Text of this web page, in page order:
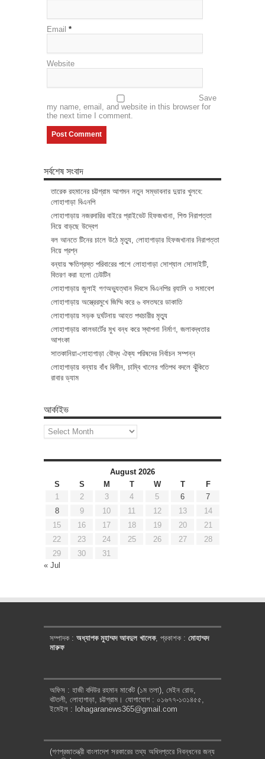
Email *
Website
Save
my name, email, and website in this browser for
the next time I comment.
সর্বশেষ সংবাদ
তারেক রহমানের চট্টগ্রাম আগমন নতুন সম্ভাবনার দুয়ার খুলবে:
লোহাগাড়া বিএনপি
লোহাগাড়ায় নজরদারির বাইরে প্রাইভেট হিফজখানা, শিশু নিরাপত্তা
নিয়ে বাড়ছে উদ্বেগ
বল আনতে টিনের চালে উঠে মৃত্যু, লোহাগাড়ার হিফজখানার নিরাপত্তা
নিয়ে প্রশ্ন
বন্যায় ক্ষতিগ্রস্ত পরিবারের পাশে লোহাগাড়া সোশ্যাল সোসাইটি,
বিতরণ করা হলো ঢেউটিন
লোহাগাড়ায় জুলাই গণঅভ্যুত্থান দিবসে বিএনপির র‌্যালি ও সমাবেশ
লোহাগাড়ায় অস্ত্রেরমুখে জিম্মি করে ৬ বসতঘরে ডাকাতি
লোহাগাড়ায় সড়ক দুর্ঘটনায় আহত পথচারীর মৃত্যু
লোহাগাড়ায় কালভার্টের মুখ বন্ধ করে স্থাপনা নির্মাণ, জলাবদ্ধতার
আশংকা
সাতকানিয়া-লোহাগাড়া বৌদ্ধ ঐক্য পরিষদের নির্বাচন সম্পন্ন
লোহাগাড়ায় বন্যায় বাঁধ বিলীন, চাম্বি খালের গতিপথ বদলে ঝুঁকিতে
রাবার ড্যাম
আর্কাইভ
আর্কাইভ
August 2026
S
S M T W T
F
1
2 3 4 5 6
7
8
9 10 11 12 13
14
15
16 17 18 19 20
21
22
23 24 25 26 27
28
29
30
31
« Jul
সম্পাদক : অধ্যাপক মুহাম্মদ আবদুল খালেক, প্রকাশক : মোহাম্মদ
মারুফ
অফিস : হাজী বদিউর রহমান মার্কেট (১ম তলা), মেইন রোড,
বটতলী, লোহাগাড়া, চট্টগ্রাম। যোগাযোগ : ০১৬৭৭-১৩১৪৫৫,
ইমেইল : lohagaranews365@gmail.com
(গণপ্রজাতন্ত্রী বাংলাদেশ সরকারের তথ্য অধিদপ্তরে নিবন্ধনের জন্য